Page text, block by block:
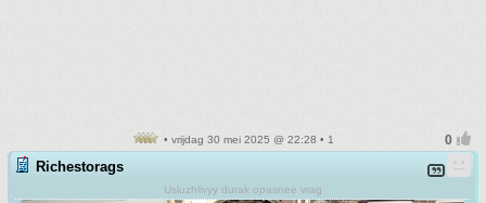
• vrijdag 30 mei 2025 @ 22:28 • 1
Richestorags
Usluzhlivyy durak opasnee vrag